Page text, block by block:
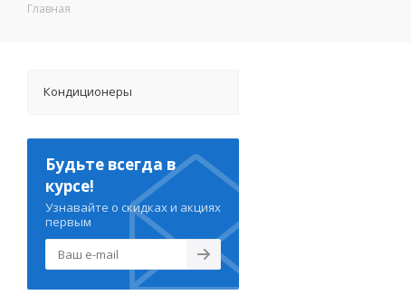
Главная
Кондиционеры
Будьте всегда в
курсе!
Узнавайте о скидках и акциях
первым